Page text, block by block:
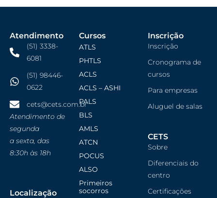
Atendimento
(51) 3338-
6081
(51) 98446-
0622
cets@cets.com.br
Atendimento de
segunda
a sexta, das
8:30h às 18h
Localização
Cursos
ATLS
PHTLS
ACLS
ACLS – ASHI
PALS
BLS
AMLS
ATCN
POCUS
ALSO
Primeiros
socorros
Inscrição
Inscrição
Cronograma de
cursos
Para empresas
Aluguel de salas
CETS
Sobre
Diferenciais do
centro
Certificações